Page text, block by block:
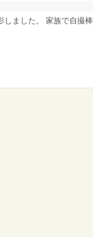
しました。 家族で自撮棒